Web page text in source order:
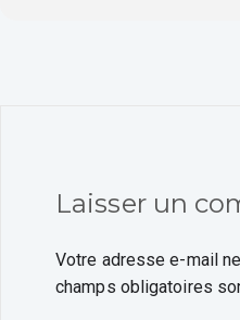
Laisser un
Votre adresse e-mail
champs obligatoires